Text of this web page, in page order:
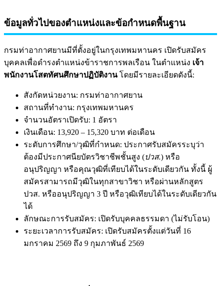
ข้อมูลทั่วไปของตำแหน่งและข้อกำหนดพื้นฐาน
กรมท่าอากาศยานมีที่ตั้งอยู่ในกรุงเทพมหานคร เปิดรับสมัคร
บุคคลเพื่อดำรงตำแหน่งข้าราชการพลเรือน ในตำแหน่ง เจ้า
พนักงานโสตทัศนศึกษาปฏิบัติงานโดยมีรายละเอียดดังนี้:
สังกัดหน่วยงาน: กรมท่าอากาศยาน
สถานที่ทำงาน: กรุงเทพมหานคร
จำนวนอัตราเปิดรับ: 1 อัตรา
เงินเดือน: 13,920 – 15,320 บาท ต่อเดือน
ระดับการศึกษา/วุฒิที่กำหนด: ประกาศรับสมัครระบุว่า
ต้องมีประกาศนียบัตรวิชาชีพชั้นสูง (ปวส.) หรือ
อนุปริญญา หรือคุณวุฒิที่เทียบได้ในระดับเดียวกัน ทั้งนี้ ผู้
สมัครสามารถมีวุฒิในทุกสาขาวิชา หรือผ่านหลักสูตร
ปวส. หรืออนุปริญญา 3 ปี หรือวุฒิเทียบได้ในระดับเดียวกัน
ได้
ลักษณะการรับสมัคร: เปิดรับบุคคลธรรมดา (ไม่รับโอน)
ระยะเวลาการรับสมัคร: เปิดรับสมัครตั้งแต่วันที่ 16
มกราคม 2569 ถึง 9 กุมภาพันธ์ 2569